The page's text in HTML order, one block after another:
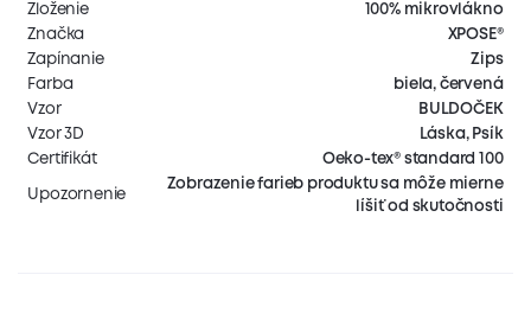
Zloženie
100% mikrovlákno
Značka
XPOSE®
Zapínanie
Zips
Farba
biela, červená
Vzor
BULDOČEK
Vzor 3D
Láska, Psík
Certifikát
Oeko-tex® standard 100
Upozornenie
Zobrazenie farieb produktu sa môže mierne
líšiť od skutočnosti